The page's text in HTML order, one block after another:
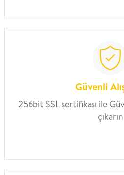
Güvenli
256bit SSL sertifikası ile
çıkarın